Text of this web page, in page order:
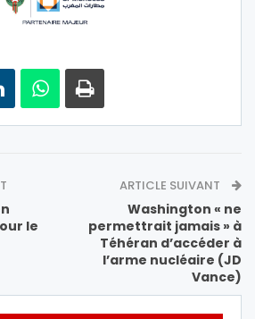
le
ARTICLE SUIVANT
Washington « ne
permettrait jamais » à
Téhéran d’accéder à
l’arme nucléaire (JD
Vance)